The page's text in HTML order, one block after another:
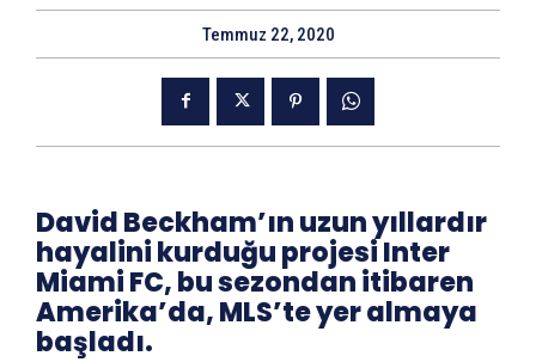
Temmuz 22, 2020
David Beckham’ın uzun yıllardır
hayalini kurduğu projesi Inter
Miami FC, bu sezondan itibaren
Amerika’da, MLS’te yer almaya
başladı.